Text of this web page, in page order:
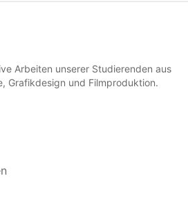
Arbeiten unserer Studierenden aus
Grafikdesign und Filmproduktion.